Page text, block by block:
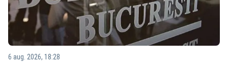
6 aug. 2026, 18:28